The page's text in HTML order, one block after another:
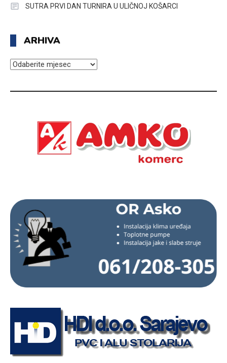
SUTRA PRVI DAN TURNIRA U ULIČNOJ KOŠARCI
ARHIVA
ARHIVA